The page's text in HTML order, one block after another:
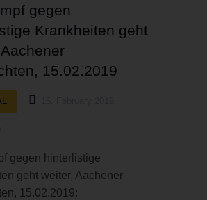
gegen
Krankheiten geht
15.02.2019
gegen hinterlistige
geht weiter, Aachener
15.02.2019: